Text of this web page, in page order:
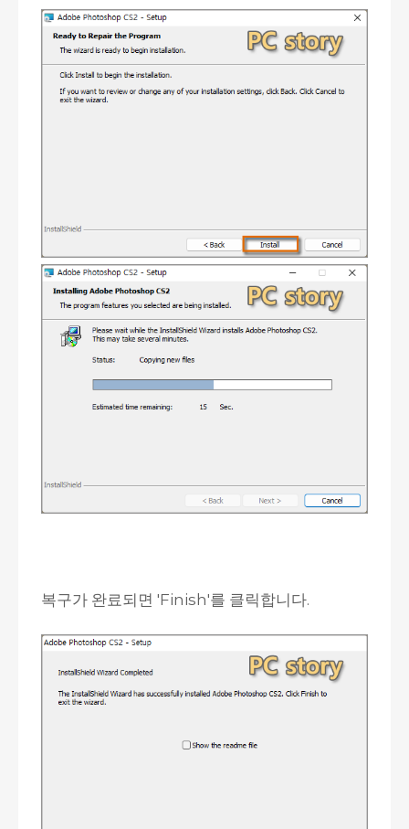
복구가 완료되면 'Finish'를 클릭합니다.